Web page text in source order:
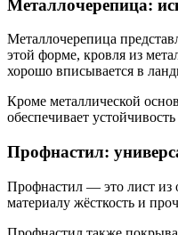
Металлочерепица:
Металлочерепица
этой форме, кровля из
хорошо вписывается в
Кроме металлической
обеспечивает
Профнастил:
Профнастил — это лист из
материалу жёсткость и